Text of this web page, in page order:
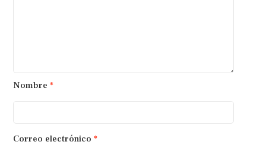
Nombre *
Correo electrónico *